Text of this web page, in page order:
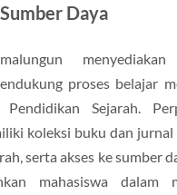
Daya
menyediakan
proses belajar
Sejarah.
koleksi buku dan jurnal
serta akses ke sumber
mahasiswa dalam